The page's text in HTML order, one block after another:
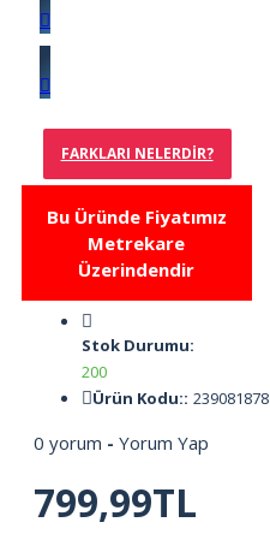
FARKLARI NELERDIR?
Bu Üründe Fiyatımız
Metrekare
Üzerindendir
Stok Durumu:
200
Ürün Kodu:: 239081878
0 yorum - Yorum Yap
799,99TL